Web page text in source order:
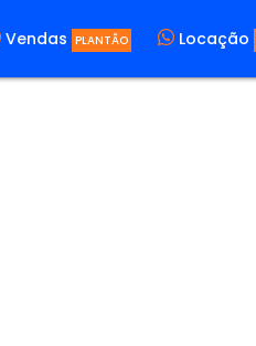
Vendas PLANTÃO Locação